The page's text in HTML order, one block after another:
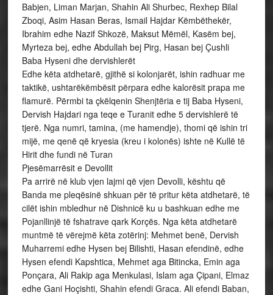
Babjen, Liman Marjan, Shahin Ali Shurbec, Rexhep Bilal
Zboqi, Asim Hasan Beras, Ismail Hajdar Këmbëthekër,
Ibrahim edhe Nazif Shkozë, Maksut Mëmël, Kasëm bej,
Myrteza bej, edhe Abdullah bej Pirg, Hasan bej Çushli
Baba Hyseni dhe dervishlerët
Edhe këta atdhetarë, gjithë si kolonjarët, ishin radhuar me
taktikë, ushtarëkëmbësit përpara edhe kalorësit prapa me
flamurë. Përmbi ta çkëlqenin Shenjtëria e tij Baba Hyseni,
Dervish Hajdari nga teqe e Turanit edhe 5 dervishlerë të
tjerë. Nga numri, tamina, (me hamendje), thomi që ishin tri
mijë, me qenë që kryesia (kreu i kolonës) ishte në Kullë të
Hirit dhe fundi në Turan
Pjesëmarrësit e Devollit
Pa arrirë në klub vjen lajmi që vjen Devolli, kështu që
Banda me pleqësinë shkuan për të pritur këta atdhetarë, të
cilët ishin mbledhur në Dishnicë ku u bashkuan edhe me
Pojanllinjë të fshatrave qark Korçës. Nga këta atdhetarë
muntmë të vërejmë këta zotërinj: Mehmet benë, Dervish
Muharremi edhe Hysen bej Bilishti, Hasan efendinë, edhe
Hysen efendi Kapshtica, Mehmet aga Bitincka, Emin aga
Ponçara, Ali Rakip aga Menkulasi, Islam aga Çipani, Elmaz
edhe Gani Hoçishti, Shahin efendi Graca. Ali efendi Baban,